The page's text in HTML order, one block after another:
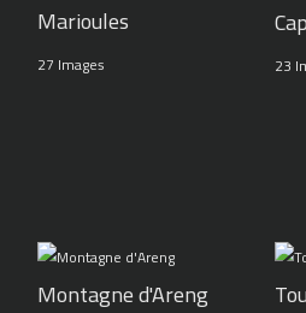
Marioules
27 Images 23
Montagne d'Areng